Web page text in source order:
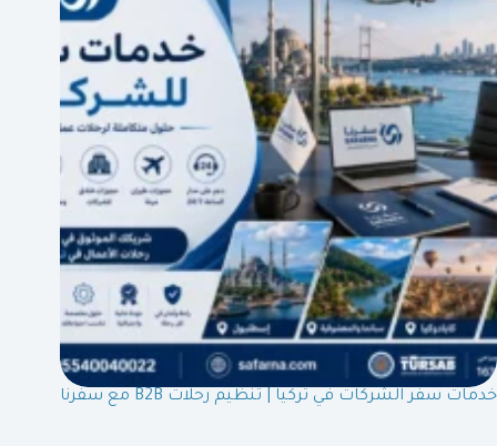
خدمات سفر الشركات في تركيا | تنظيم رحلات B2B مع سفرنا